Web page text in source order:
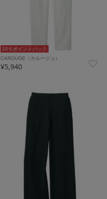
10％ポイントバック
CAROUGE（カルージュ）
¥5,940